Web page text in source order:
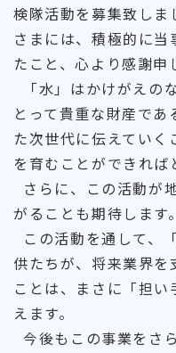
検隊活動を募集致し
さまには、積極的に
たこと、心より感謝
「水」はかけがえの
とって貴重な財産で
た次世代に伝えてい
を育むことができれば
さらに、この活動が
がることも期待します。
この活動を通して、
供たちが、将来業界を
ことは、まさに「担
えます。
今後もこの事業をさ